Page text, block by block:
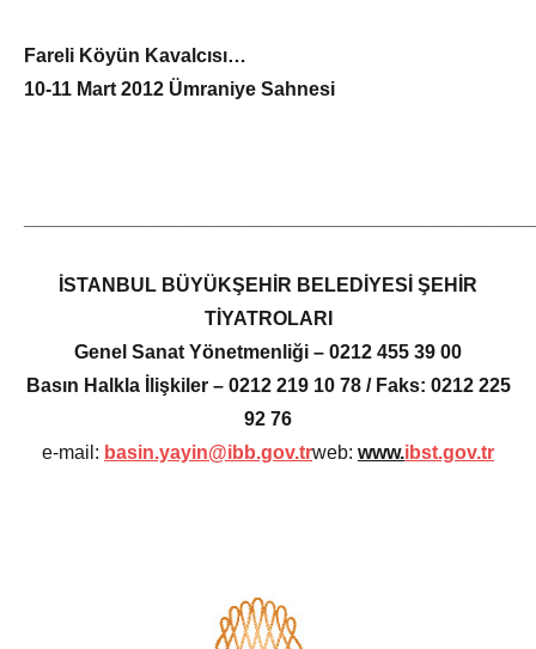
Fareli Köyün Kavalcısı…
10-11 Mart 2012 Ümraniye Sahnesi
İSTANBUL BÜYÜKŞEHİR BELEDİYESİ ŞEHİR
TİYATROLARI
Genel Sanat Yönetmenliği – 0212 455 39 00
Basın Halkla İlişkiler – 0212 219 10 78 / Faks: 0212 225
92 76
e-mail: basin.yayin@ibb.gov.trweb: www.ibst.gov.tr